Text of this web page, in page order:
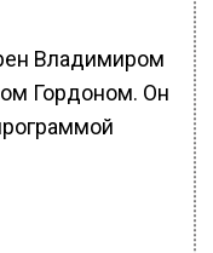
Владимиром
Гордоном. Он